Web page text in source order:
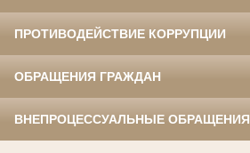
ПРОТИВОДЕЙСТВИЕ КОРРУПЦИИ
ОБРАЩЕНИЯ ГРАЖДАН
ВНЕПРОЦЕССУАЛЬНЫЕ ОБРАЩЕНИЯ